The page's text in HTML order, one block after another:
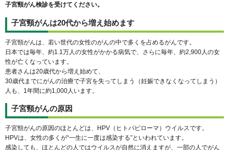
子宮頸がん検診を受けてください。
子宮頸がんは20代から増え始めます
子宮頸がんは、若い世代の女性のがんの中で多くを占めるがんです。
日本では毎年、約1.1万人の女性がかかる病気で、さらに毎年、約2,900人の女
性が亡くなっています。
患者さんは20歳代から増え始めて、
30歳代までにがんの治療で子宮を失ってしまう（妊娠できなくなってしまう）
人も、1年間に約1,000人います。
子宮頸がんの原因
子宮頸がんの原因のほとんどは、HPV（ヒトパピローマ）ウイルスです。
HPVは、女性の多くが“一生に一度は感染する”といわれています。
感染しても、ほとんどの人ではウイルスが自然に消えますが、一部の人でがん